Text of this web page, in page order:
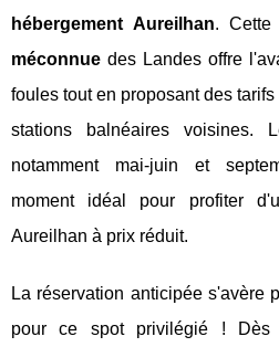
hébergement Aureilhan. Cette
méconnue des Landes offre
foules tout en proposant des
stations balnéaires voisines.
notamment mai-juin et
moment idéal pour profiter
Aureilhan à prix réduit.
La réservation anticipée s'avère
pour ce spot privilégié ! Dès